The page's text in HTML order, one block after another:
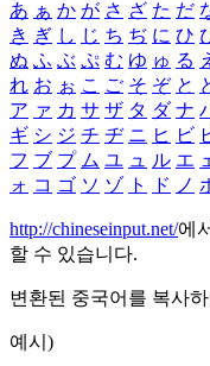
あ ぁ か が さ ざ た だ
き ぎ し じ ち ぢ に ひ
ぬ ふ ぶ ぷ む ゆ ゅ る
れ お ぉ こ ご そ ぞ と
ア ァ カ サ ザ タ ダ ナ
ギ シ ジ チ ヂ ニ ヒ ビ
フ ブ プ ム ユ ュ ル エ
ォ コ ゴ ソ ゾ ト ド ノ
http://chineseinput.net/에
할 수 있습니다.
변환된 중국어를 복사
예시)